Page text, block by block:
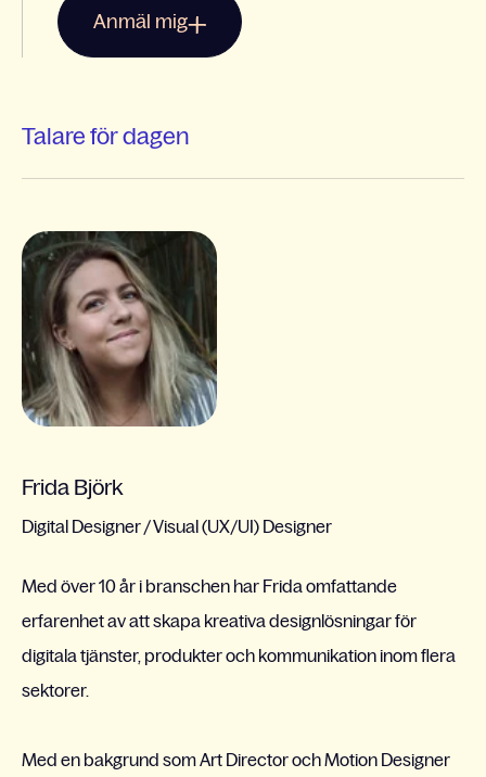
Anmäl mig
Talare för dagen
Frida Björk
Digital Designer / Visual (UX/UI) Designer
Med över 10 år i branschen har Frida omfattande
erfarenhet av att skapa kreativa designlösningar för
digitala tjänster, produkter och kommunikation inom flera
sektorer.
Med en bakgrund som Art Director och Motion Designer